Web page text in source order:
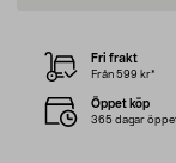
Fri frakt
Från 599 kr*
Öppet köp
365 dagar